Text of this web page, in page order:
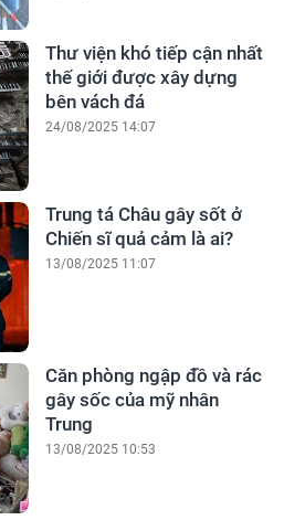
Thư viện khó tiếp cận nhất
thế giới được xây dựng
bên vách đá
24/08/2025 14:07
Trung tá Châu gây sốt ở
Chiến sĩ quả cảm là ai?
13/08/2025 11:07
Căn phòng ngập đồ và rác
gây sốc của mỹ nhân
Trung
13/08/2025 10:53